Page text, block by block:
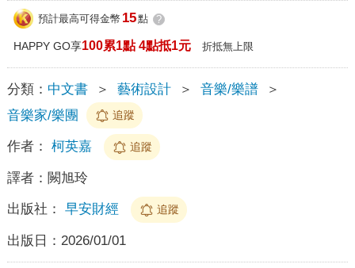
預計最高可得金幣 15點 ?
HAPPY GO享100累1點 4點抵1元 折抵無上限
分類： 中文書 ＞ 藝術設計 ＞ 音樂/樂譜
＞
音樂家/樂團
追蹤
作者： 柯英嘉 追蹤
譯者： 闕旭玲
出版社： 早安財經 追蹤
出版日： 2026/01/01